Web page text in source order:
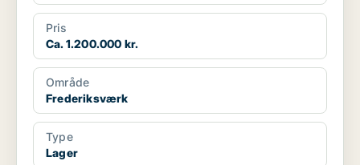
Pris
Ca. 1.200.000 kr.
Område
Frederiksværk
Type
Lager